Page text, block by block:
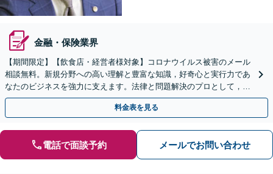
金融・保険業界
【期間限定】【飲食店・経営者様対象】コロナウイルス被害のメール
相談無料。新規分野への高い理解と豊富な知識，好奇心と実行力であ
なたのビジネスを強力に支えます。法律と問題解決のプロとして，経
営者の意思決定と業務の遂行をサポートします。
料金表を見る
電話で面談予約 メールでお問い合わせ